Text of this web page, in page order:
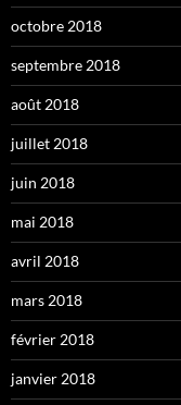
octobre 2018
septembre 2018
août 2018
juillet 2018
juin 2018
mai 2018
avril 2018
mars 2018
février 2018
janvier 2018